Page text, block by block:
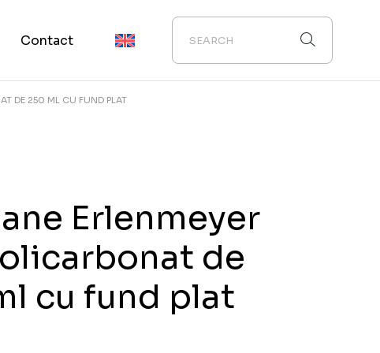
Contact
DE 250 ML CU FUND PLAT
Erlenmeyer
de
cu fund plat